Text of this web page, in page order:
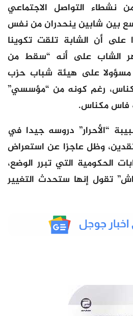
نشطاء التواصل الاجتماعي
بين شابين ينحدران من نفس
أن الشابة تلقت تكوينا
الشاب على أنه “سقط من
مسؤولا على هيئة شباب حزب
رغم كونه من “مؤسسي”
فاس مكناس.
“الأحرار” دروسه جيدا في
وظل عاجزا عن استعراض
الحكومية التي تبرر الوضع،
تقول إنها ستحدث التغيير